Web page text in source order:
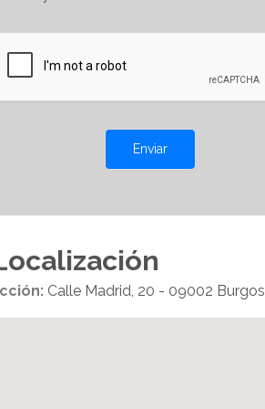
Enviar
Calle Madrid, 20 - 09002 Burgos